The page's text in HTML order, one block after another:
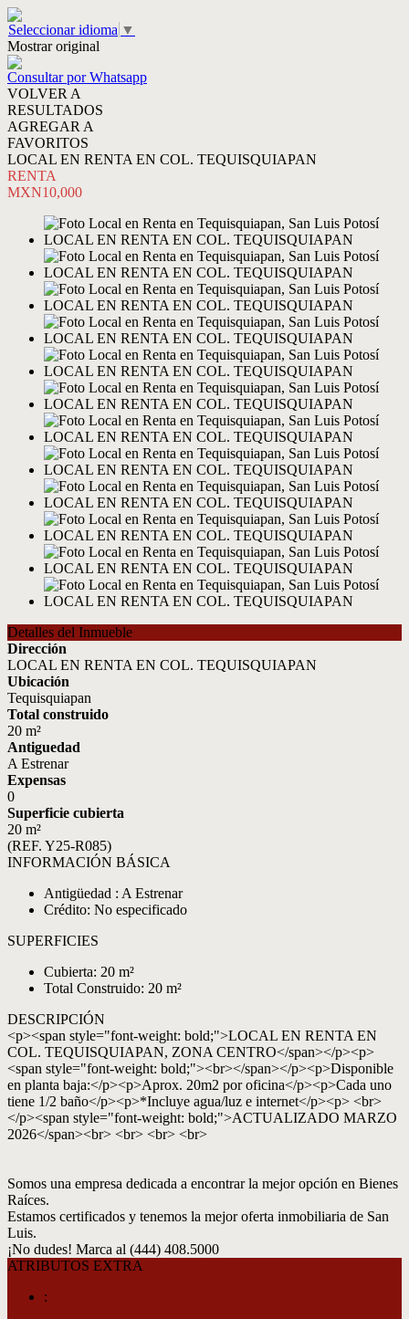
Seleccionar idioma ▼
Mostrar original
Consultar por Whatsapp
VOLVER A
RESULTADOS
AGREGAR A
FAVORITOS
LOCAL EN RENTA EN COL. TEQUISQUIAPAN
RENTA
MXN10,000
Detalles del Inmueble
Dirección
LOCAL EN RENTA EN COL. TEQUISQUIAPAN
Ubicación
Tequisquiapan
Total construido
20 m²
Antiguedad
A Estrenar
Expensas
0
Superficie cubierta
20 m²
(REF. Y25-R085)
INFORMACIÓN BÁSICA
Antigüedad : A Estrenar
Crédito: No especificado
SUPERFICIES
Cubierta: 20 m²
Total Construido: 20 m²
DESCRIPCIÓN
<p><span style="font-weight: bold;">LOCAL EN RENTA EN
COL. TEQUISQUIAPAN, ZONA CENTRO</span></p><p>
<span style="font-weight: bold;"><br></span></p><p>Disponible
en planta baja:</p><p>Aprox. 20m2 por oficina</p><p>Cada uno
tiene 1/2 baño</p><p>*Incluye agua/luz e internet</p><p> <br>
</p><span style="font-weight: bold;">ACTUALIZADO MARZO
2026</span><br> <br> <br> <br>
Somos una empresa dedicada a encontrar la mejor opción en Bienes
Raíces.
Estamos certificados y tenemos la mejor oferta inmobiliaria de San
Luis.
¡No dudes! Marca al (444) 408.5000
ATRIBUTOS EXTRA
: